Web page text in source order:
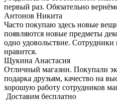
первый раз. Обязательно
Антонов Никита
Часто покупаю здесь новые
появляются новые предметы
одно удовольствие.
нравится.
Щукина Анастасия
Отличный магазин. Покупали
подарка друзьям, качество на
хорошую работу сотрудников
Доставим бесплатно